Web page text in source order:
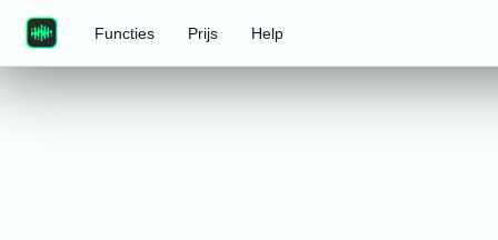
Functies Prijs Help